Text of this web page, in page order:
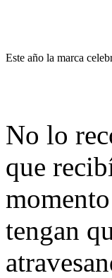
Este año la marca
No lo
que
tengan